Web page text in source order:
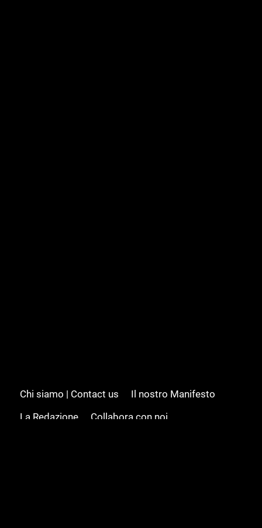
Chi siamo | Contact us
Il nostro Manifesto
La Redazione
Collabora con noi